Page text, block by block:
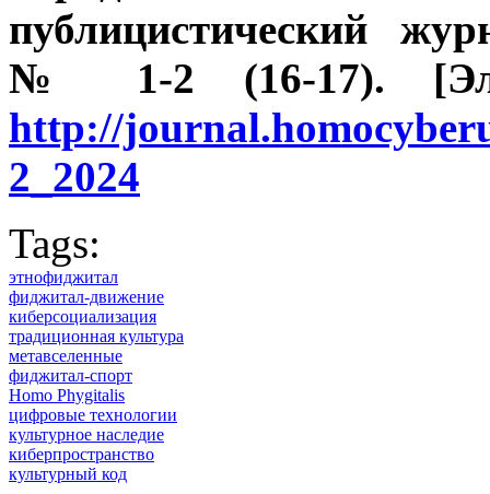
публицистический
№ 1-2 (16-17).
http://
2_2024
Tags:
этнофиджитал
фиджитал-движение
киберсоциализация
традиционная культура
метавселенные
фиджитал-спорт
Homo Phygitalis
цифровые технологии
культурное наследие
киберпространство
культурный код